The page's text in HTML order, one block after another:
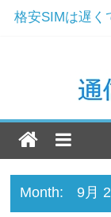
格安SIMは遅く
ドコモから
ワイモバイル
楽天モバイル
ドコモ解約を
Month: 9月